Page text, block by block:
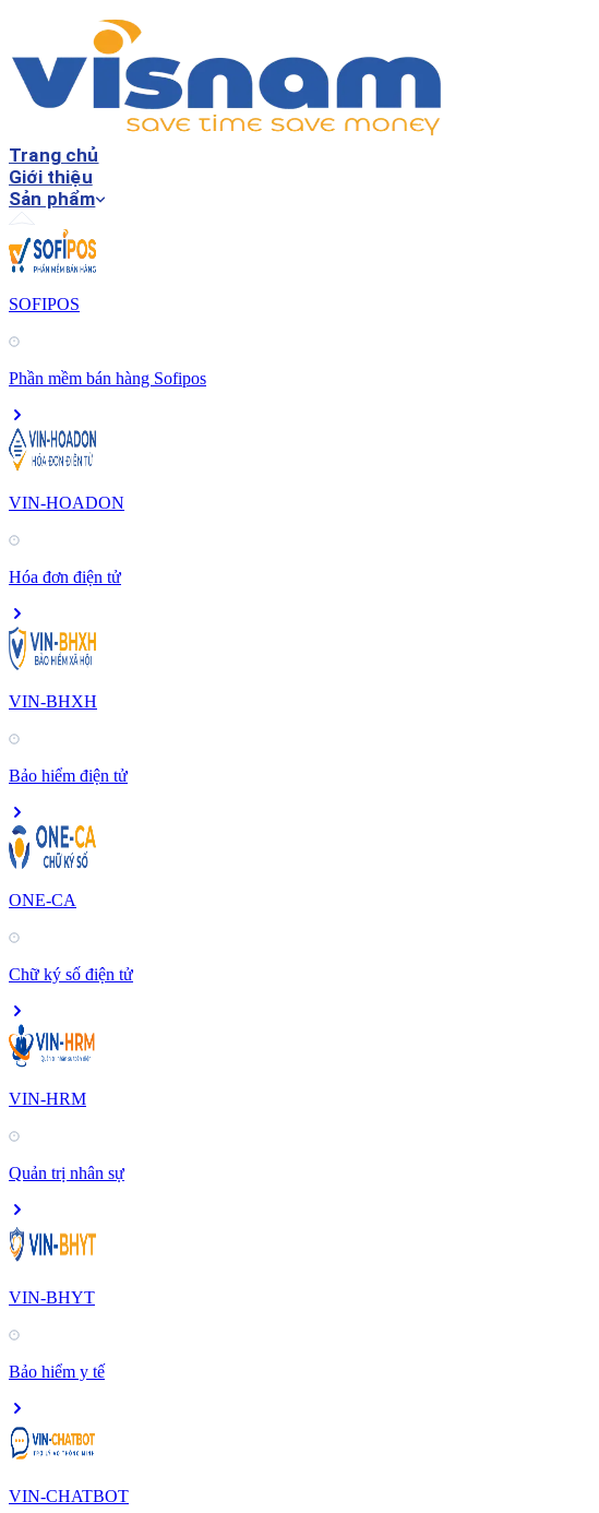
Trang chủ
Giới thiệu
Sản phẩm
SOFIPOS
Phần mềm bán hàng Sofipos
VIN-HOADON
Hóa đơn điện tử
VIN-BHXH
Bảo hiểm điện tử
ONE-CA
Chữ ký số điện tử
VIN-HRM
Quản trị nhân sự
VIN-BHYT
Bảo hiểm y tế
VIN-CHATBOT